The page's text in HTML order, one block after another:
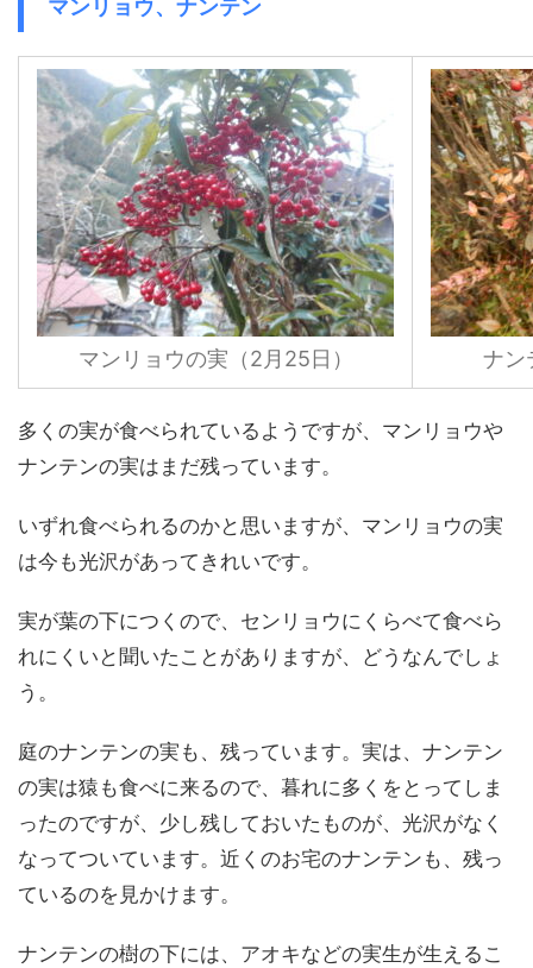
マンリョウ、ナンテン
マンリョウの実（2月25日） ナン
多くの実が食べられているようですが、マンリョウや
ナンテンの実はまだ残っています。
いずれ食べられるのかと思いますが、マンリョウの実
は今も光沢があってきれいです。
実が葉の下につくので、センリョウにくらべて食べら
れにくいと聞いたことがありますが、どうなんでしょ
う。
庭のナンテンの実も、残っています。実は、ナンテン
の実は猿も食べに来るので、暮れに多くをとってしま
ったのですが、少し残しておいたものが、光沢がなく
なってついています。近くのお宅のナンテンも、残っ
ているのを見かけます。
ナンテンの樹の下には、アオキなどの実生が生えるこ